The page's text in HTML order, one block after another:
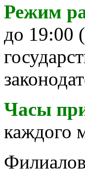
Режим
до 19:00
Часы
каждого